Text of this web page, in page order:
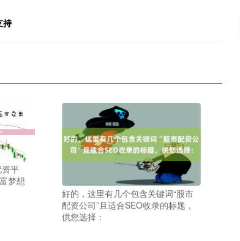
持
平
梦想
好的，这里有几个包含关键词“股市
配资公司”且适合SEO收录的标题，
供您选择：